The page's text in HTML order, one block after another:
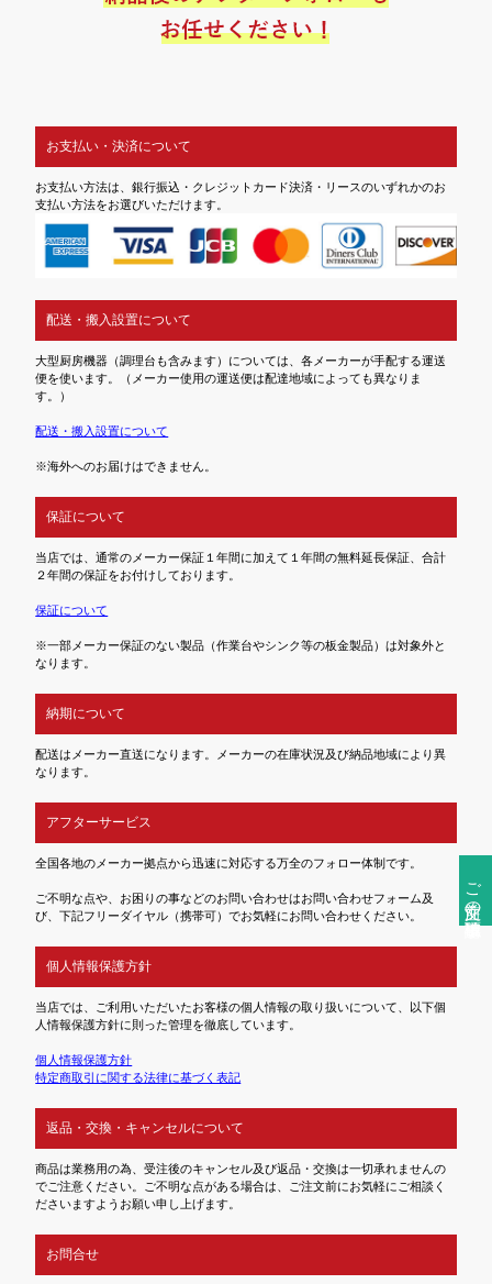
ご注文前の確認事項
お支払い・決済について
お支払い方法は、銀行振込・クレジットカード決済・リースのいずれかのお
支払い方法をお選びいただけます。
配送・搬入設置について
大型厨房機器（調理台も含みます）については、各メーカーが手配する運送
便を使います。（メーカー使用の運送便は配達地域によっても異なりま
す。）
配送・搬入設置について
※海外へのお届けはできません。
保証について
当店では、通常のメーカー保証１年間に加えて１年間の無料延長保証、合計
２年間の保証をお付けしております。
保証について
※一部メーカー保証のない製品（作業台やシンク等の板金製品）は対象外と
なります。
納期について
配送はメーカー直送になります。メーカーの在庫状況及び納品地域により異
なります。
アフターサービス
全国各地のメーカー拠点から迅速に対応する万全のフォロー体制です。
ご不明な点や、お困りの事などのお問い合わせはお問い合わせフォーム及
び、下記フリーダイヤル（携帯可）でお気軽にお問い合わせください。
個人情報保護方針
当店では、ご利用いただいたお客様の個人情報の取り扱いについて、以下個
人情報保護方針に則った管理を徹底しています。
個人情報保護方針
特定商取引に関する法律に基づく表記
返品・交換・キャンセルについて
商品は業務用の為、受注後のキャンセル及び返品・交換は一切承れませんの
でご注意ください。ご不明な点がある場合は、ご注文前にお気軽にご相談く
ださいますようお願い申し上げます。
お問合せ